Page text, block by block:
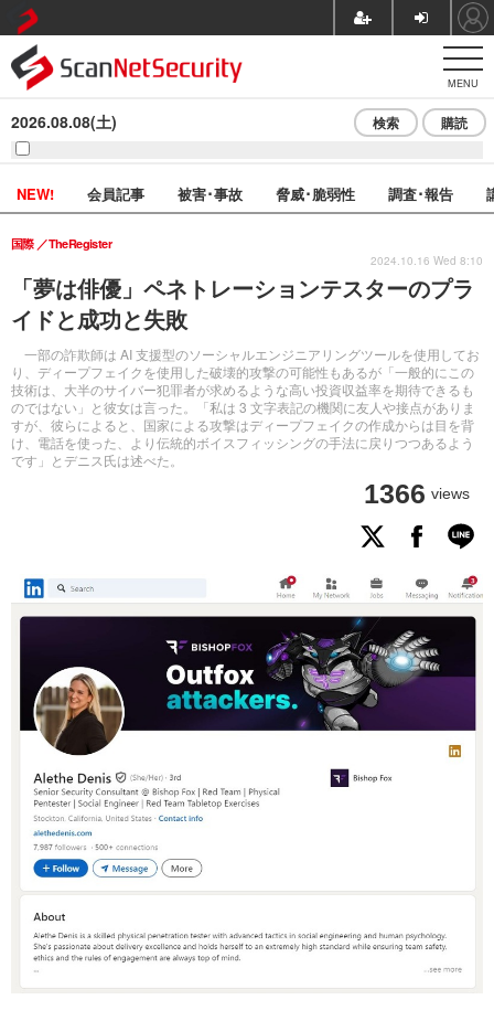
MENU
2026.08.08(土) 検索 購読
NEW! 会員記事 被害･事故 脅威･脆弱性 調査･報告
「夢は俳優」ペネトレーションテスターのプラ
イドと成功と失敗
一部の詐欺師は AI 支援型のソーシャルエンジニアリングツールを使用してお
り、ディープフェイクを使用した破壊的攻撃の可能性もあるが「一般的にこの
技術は、大半のサイバー犯罪者が求めるような高い投資収益率を期待できるも
のではない」と彼女は言った。「私は 3 文字表記の機関に友人や接点がありま
すが、彼らによると、国家による攻撃はディープフェイクの作成からは目を背
け、電話を使った、より伝統的ボイスフィッシングの手法に戻りつつあるよう
です」とデニス氏は述べた。
国際 TheRegister
1366 views
2024.10.16 Wed 8:10